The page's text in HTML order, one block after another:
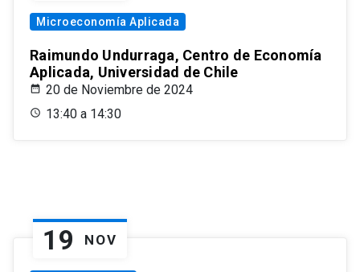
Microeconomía Aplicada
Raimundo Undurraga, Centro de Economía
Aplicada, Universidad de Chile
20 de Noviembre de 2024
13:40 a 14:30
19 NOV